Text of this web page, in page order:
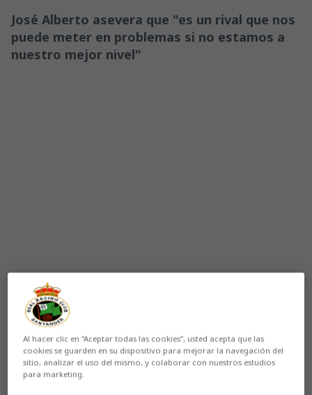
José Alberto asevera que "es un rival que nos
puede meter en problemas si no estamos a
nuestro mejor nivel"
Aún no hay reacciones. ¡Sé el primero!
José Alberto
previa del encuentro ante elGranada CF(domingo 1-
21:00 horas), un partido que el técnico calificó de
“dificultad muy alta” y para el que pidió máxima
concentración.
Al hacer clic en “Aceptar todas las cookies”, usted acepta que las
cookies se guarden en su dispositivo para mejorar la navegación del
sitio, analizar el uso del mismo, y colaborar con nuestros estudios
para marketing.